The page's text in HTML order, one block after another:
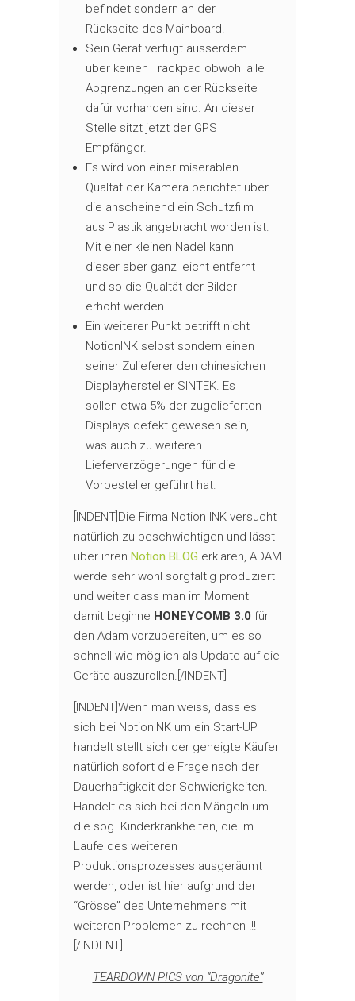
befindet sondern an der
Rückseite des Mainboard.
Sein Gerät verfügt ausserdem
über keinen Trackpad obwohl alle
Abgrenzungen an der Rückseite
dafür vorhanden sind. An dieser
Stelle sitzt jetzt der GPS
Empfänger.
Es wird von einer miserablen
Qualtät der Kamera berichtet über
die anscheinend ein Schutzfilm
aus Plastik angebracht worden ist.
Mit einer kleinen Nadel kann
dieser aber ganz leicht entfernt
und so die Qualtät der Bilder
erhöht werden.
Ein weiterer Punkt betrifft nicht
NotionINK selbst sondern einen
seiner Zulieferer den chinesichen
Displayhersteller SINTEK. Es
sollen etwa 5% der zugelieferten
Displays defekt gewesen sein,
was auch zu weiteren
Lieferverzögerungen für die
Vorbesteller geführt hat.
[INDENT]Die Firma Notion INK versucht
natürlich zu beschwichtigen und lässt
über ihren Notion BLOG erklären, ADAM
werde sehr wohl sorgfältig produziert
und weiter dass man im Moment
damit beginne HONEYCOMB 3.0 für
den Adam vorzubereiten, um es so
schnell wie möglich als Update auf die
Geräte auszurollen.[/INDENT]
[INDENT]Wenn man weiss, dass es
sich bei NotionINK um ein Start-UP
handelt stellt sich der geneigte Käufer
natürlich sofort die Frage nach der
Dauerhaftigkeit der Schwierigkeiten.
Handelt es sich bei den Mängeln um
die sog. Kinderkrankheiten, die im
Laufe des weiteren
Produktionsprozesses ausgeräumt
werden, oder ist hier aufgrund der
“Grösse” des Unternehmens mit
weiteren Problemen zu rechnen !!!
[/INDENT]
TEARDOWN PICS von “Dragonite”